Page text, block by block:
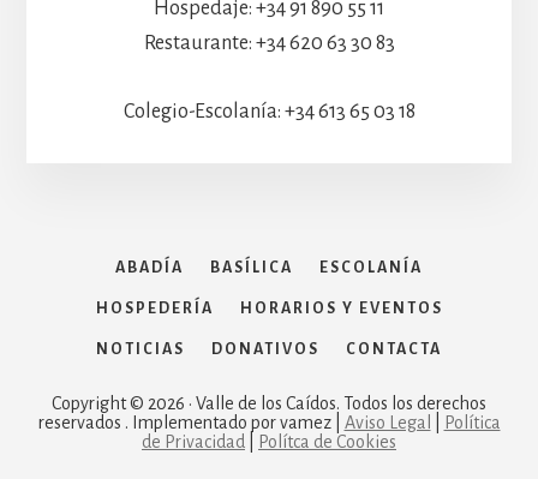
Hospedaje: +34 91 890 55 11
Restaurante: +34 620 63 30 83
Colegio-Escolanía: +34 613 65 03 18
ABADÍA BASÍLICA ESCOLANÍA
HOSPEDERÍA HORARIOS Y EVENTOS
NOTICIAS DONATIVOS CONTACTA
Copyright © 2026 · Valle de los Caídos. Todos los derechos
reservados . Implementado por vamez | Aviso Legal
Política
de Privacidad
Polítca de Cookies